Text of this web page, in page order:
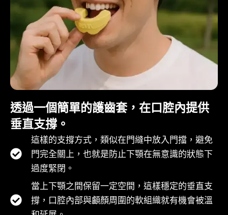
透過一個簡單的護齒套，在口腔內提供
垂直支撐。
這樣的支撐方式，類似在門縫中放入門擋，避免
門完全關上，也就是防止下顎在無意識的狀態下
過度緊閉。
當上下顎之間保留一定空間，這樣穩定的垂直支
撐，口腔內部與顱顏周圍的軟組織就有機會被溫